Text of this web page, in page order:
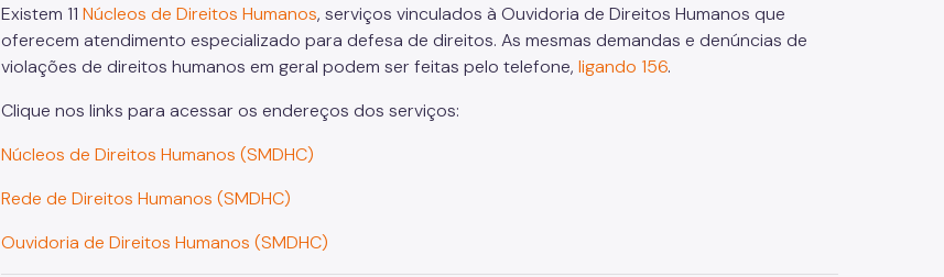
Existem 11 Núcleos de Direitos Humanos, serviços vinculados à Ouvidoria de Direitos Humanos que
oferecem atendimento especializado para defesa de direitos. As mesmas demandas e denúncias de
violações de direitos humanos em geral podem ser feitas pelo telefone, ligando 156.
Clique nos links para acessar os endereços dos serviços:
Núcleos de Direitos Humanos (SMDHC)
Rede de Direitos Humanos (SMDHC)
Ouvidoria de Direitos Humanos (SMDHC)